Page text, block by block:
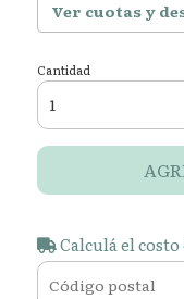
Ver cuotas y
Cantidad
Calculá el costo